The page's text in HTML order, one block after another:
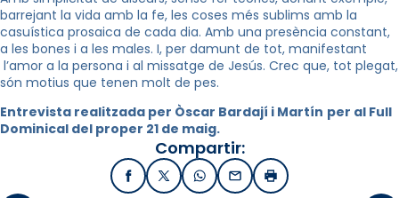
barrejant la vida amb la fe, les coses més sublims amb la
casuística prosaica de cada dia. Amb una presència constant,
a les bones i a les males. I, per damunt de tot, manifestant
l’amor a la persona i al missatge de Jesús. Crec que, tot plegat,
són motius que tenen molt de pes.
Entrevista realitzada per Òscar Bardají i Martín per al Full
Dominical del proper 21 de maig.
Compartir:
FacebookX / TwitterWhatsApp
EmailImprimir